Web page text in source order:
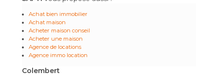
Achat bien immobilier
Achat maison
Acheter maison conseil
Acheter une maison
Agence de locations
Agence immo location
Colembert